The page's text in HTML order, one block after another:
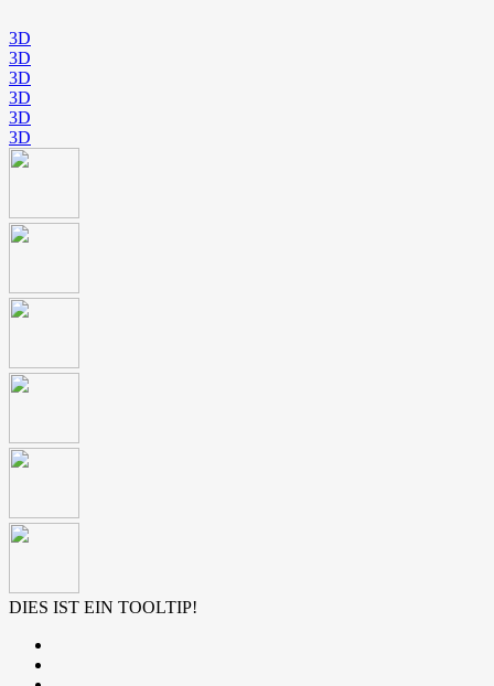
3D
3D
3D
3D
3D
3D
DIES IST EIN TOOLTIP!